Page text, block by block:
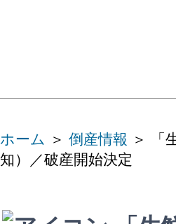
ホーム ＞ 倒産情報 ＞ 「
知）／破産開始決定